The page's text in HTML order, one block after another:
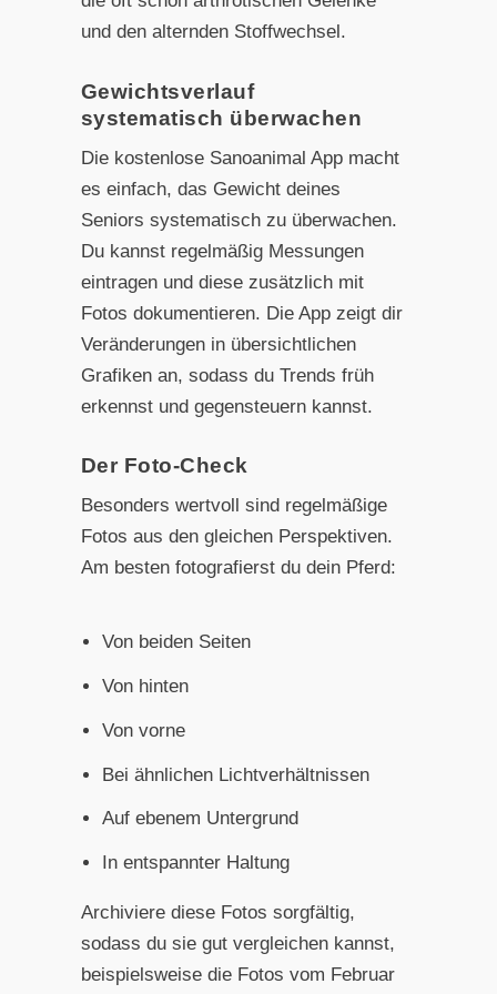
und den alternden Stoffwechsel.
Gewichtsverlauf
systematisch überwachen
Die kostenlose Sanoanimal App macht
es einfach, das Gewicht deines
Seniors systematisch zu überwachen.
Du kannst regelmäßig Messungen
eintragen und diese zusätzlich mit
Fotos dokumentieren. Die App zeigt dir
Veränderungen in übersichtlichen
Grafiken an, sodass du Trends früh
erkennst und gegensteuern kannst.
Der Foto-Check
Besonders wertvoll sind regelmäßige
Fotos aus den gleichen Perspektiven.
Am besten fotografierst du dein Pferd:
Von beiden Seiten
Von hinten
Von vorne
Bei ähnlichen Lichtverhältnissen
Auf ebenem Untergrund
In entspannter Haltung
Archiviere diese Fotos sorgfältig,
sodass du sie gut vergleichen kannst,
beispielsweise die Fotos vom Februar